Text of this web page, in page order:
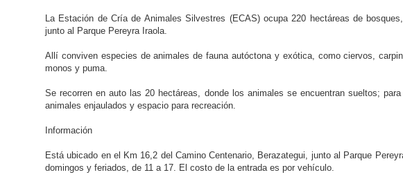
La Estación de Cría de Animales Silvestres (ECAS) ocupa 220 hectáreas de
junto al Parque Pereyra Iraola.
Allí conviven especies de animales de fauna autóctona y exótica, como ciervos,
monos y puma.
Se recorren en auto las 20 hectáreas, donde los animales se encuentran sueltos;
animales enjaulados y espacio para recreación.
Información
Está ubicado en el Km 16,2 del Camino Centenario, Berazategui, junto al Parque
domingos y feriados, de 11 a 17. El costo de la entrada es por vehículo.